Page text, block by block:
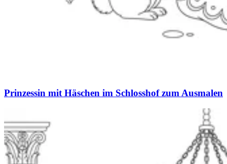
Prinzessin mit Häschen im Schlosshof zum Ausmalen